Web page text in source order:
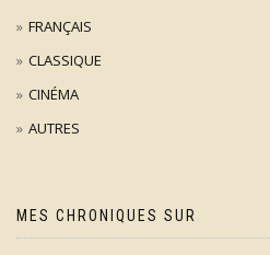
FRANÇAIS
CLASSIQUE
CINÉMA
AUTRES
MES CHRONIQUES SUR